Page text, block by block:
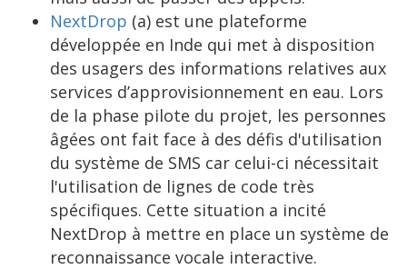
NextDrop (a) est une plateforme
développée en Inde qui met à disposition
des usagers des informations relatives aux
services d’approvisionnement en eau. Lors
de la phase pilote du projet, les personnes
âgées ont fait face à des défis d'utilisation
du système de SMS car celui-ci nécessitait
l'utilisation de lignes de code très
spécifiques. Cette situation a incité
NextDrop à mettre en place un système de
reconnaissance vocale interactive.